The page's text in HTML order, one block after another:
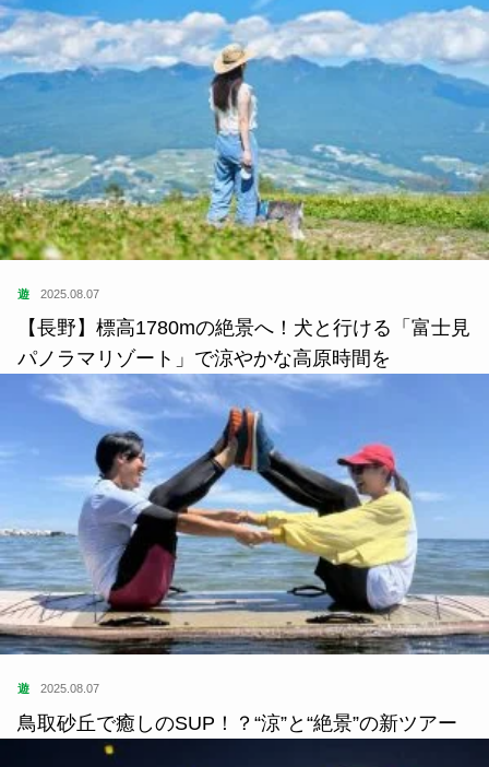
遊 2025.08.07
【長野】標高1780mの絶景へ！犬と行ける「富士見
パノラマリゾート」で涼やかな高原時間を
遊 2025.08.07
鳥取砂丘で癒しのSUP！？“涼”と“絶景”の新ツアー